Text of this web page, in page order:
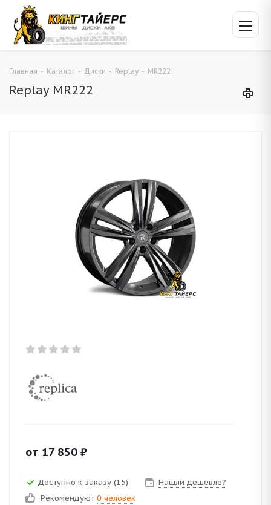
Главная - Каталог - Диски - Replay - MR222
Replay MR222
от 17 850 ₽
Доступно к заказу (15)
Нашли дешевле?
Рекомендуют 0 человек